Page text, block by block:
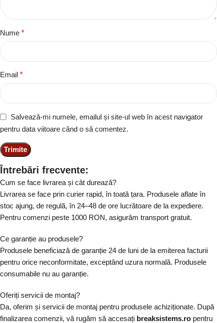
Nume *
Email *
Salvează-mi numele, emailul și site-ul web în acest navigator
pentru data viitoare când o să comentez.
Întrebări frecvente:
Cum se face livrarea și cât durează?
Livrarea se face prin curier rapid, în toată țara. Produsele aflate în
stoc ajung, de regulă, în 24–48 de ore lucrătoare de la expediere.
Pentru comenzi peste 1000 RON, asigurăm transport gratuit.
Ce garanție au produsele?
Produsele beneficiază de garanție 24 de luni de la emiterea facturii
pentru orice neconformitate, exceptând uzura normală. Produsele
consumabile nu au garanție.
Oferiți servicii de montaj?
Da, oferim și servicii de montaj pentru produsele achiziționate. După
finalizarea comenzii, vă rugăm să accesați breaksistems.ro pentru